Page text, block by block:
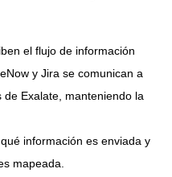
el flujo de información
y Jira se comunican a
Exalate, manteniendo la
información es enviada y
mapeada.